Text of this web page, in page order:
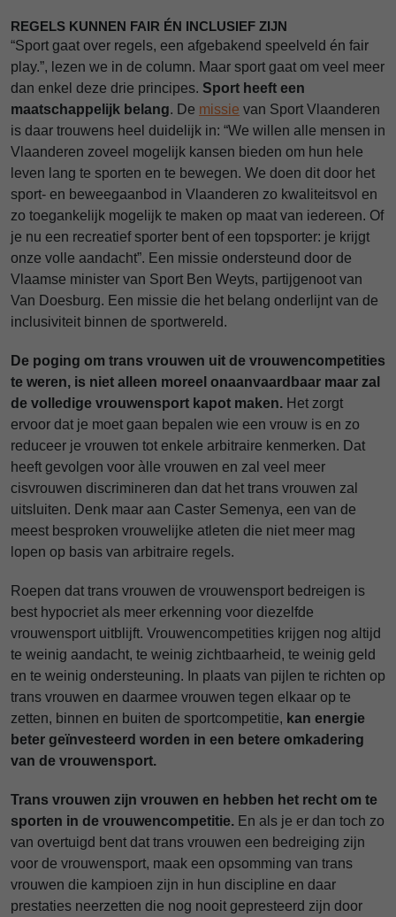
REGELS KUNNEN FAIR ÉN INCLUSIEF ZIJN
“Sport gaat over regels, een afgebakend speelveld én fair
play.”, lezen we in de column. Maar sport gaat om veel meer
dan enkel deze drie principes. Sport heeft een
maatschappelijk belang. De missie van Sport Vlaanderen
is daar trouwens heel duidelijk in: “We willen alle mensen in
Vlaanderen zoveel mogelijk kansen bieden om hun hele
leven lang te sporten en te bewegen. We doen dit door het
sport- en beweegaanbod in Vlaanderen zo kwaliteitsvol en
zo toegankelijk mogelijk te maken op maat van iedereen. Of
je nu een recreatief sporter bent of een topsporter: je krijgt
onze volle aandacht”. Een missie ondersteund door de
Vlaamse minister van Sport Ben Weyts, partijgenoot van
Van Doesburg. Een missie die het belang onderlijnt van de
inclusiviteit binnen de sportwereld.
De poging om trans vrouwen uit de vrouwencompetities
te weren, is niet alleen moreel onaanvaardbaar maar zal
de volledige vrouwensport kapot maken. Het zorgt
ervoor dat je moet gaan bepalen wie een vrouw is en zo
reduceer je vrouwen tot enkele arbitraire kenmerken. Dat
heeft gevolgen voor àlle vrouwen en zal veel meer
cisvrouwen discrimineren dan dat het trans vrouwen zal
uitsluiten. Denk maar aan Caster Semenya, een van de
meest besproken vrouwelijke atleten die niet meer mag
lopen op basis van arbitraire regels.
Roepen dat trans vrouwen de vrouwensport bedreigen is
best hypocriet als meer erkenning voor diezelfde
vrouwensport uitblijft. Vrouwencompetities krijgen nog altijd
te weinig aandacht, te weinig zichtbaarheid, te weinig geld
en te weinig ondersteuning. In plaats van pijlen te richten op
trans vrouwen en daarmee vrouwen tegen elkaar op te
zetten, binnen en buiten de sportcompetitie, kan energie
beter geïnvesteerd worden in een betere omkadering
van de vrouwensport.
Trans vrouwen zijn vrouwen en hebben het recht om te
sporten in de vrouwencompetitie. En als je er dan toch zo
van overtuigd bent dat trans vrouwen een bedreiging zijn
voor de vrouwensport, maak een opsomming van trans
vrouwen die kampioen zijn in hun discipline en daar
prestaties neerzetten die nog nooit gepresteerd zijn door